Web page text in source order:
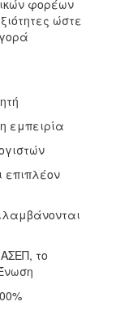
φορέων
ώστε
εμπειρία
επιπλέον
το